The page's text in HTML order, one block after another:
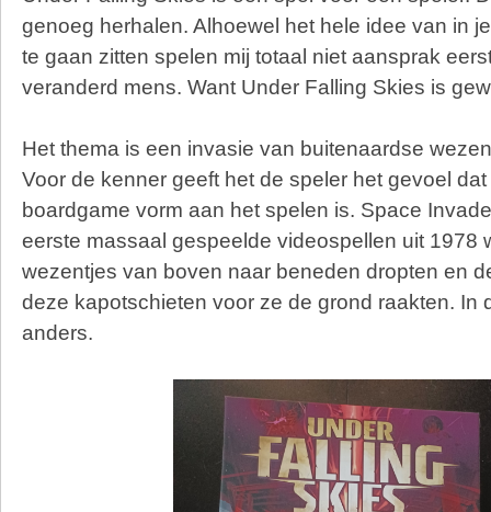
genoeg herhalen. Alhoewel het hele idee van in
te gaan zitten spelen mij totaal niet aansprak
veranderd mens. Want Under Falling Skies is
Het thema is een invasie van buitenaardse
Voor de kenner geeft het de speler het gevoel
boardgame vorm aan het spelen is. Space
eerste massaal gespeelde videospellen uit 1978
wezentjes van boven naar beneden dropten en
deze kapotschieten voor ze de grond raakten. In
anders.